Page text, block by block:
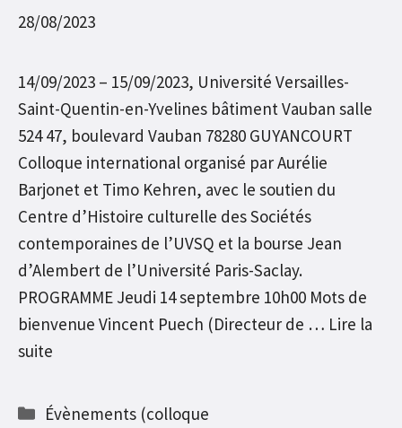
28/08/2023
14/09/2023 – 15/09/2023, Université Versailles-
Saint-Quentin-en-Yvelines bâtiment Vauban salle
524 47, boulevard Vauban 78280 GUYANCOURT
Colloque international organisé par Aurélie
Barjonet et Timo Kehren, avec le soutien du
Centre d’Histoire culturelle des Sociétés
contemporaines de l’UVSQ et la bourse Jean
d’Alembert de l’Université Paris-Saclay.
PROGRAMME Jeudi 14 septembre 10h00 Mots de
bienvenue Vincent Puech (Directeur de … Lire la
suite
Catégories
Évènements (colloque